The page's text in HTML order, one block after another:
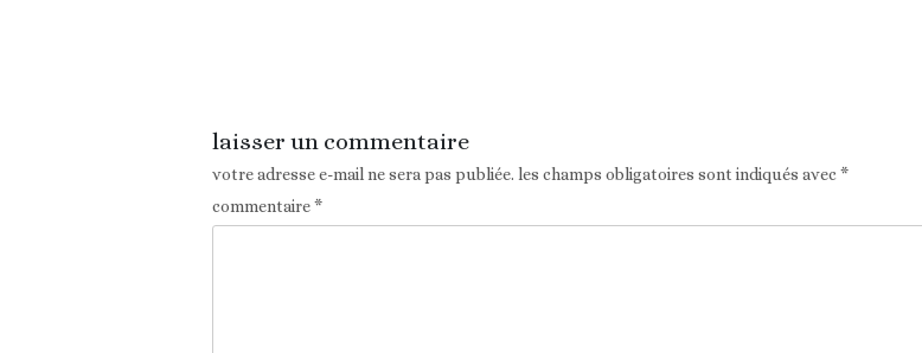
laisser un commentaire
votre adresse e-mail ne sera pas publiée. les champs obligatoires sont indiqués avec*
commentaire*